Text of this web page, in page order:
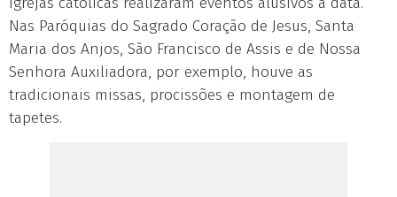
Nas Paróquias do Sagrado Coração de Jesus, Santa
Maria dos Anjos, São Francisco de Assis e de Nossa
Senhora Auxiliadora, por exemplo, houve as
tradicionais missas, procissões e montagem de
tapetes.